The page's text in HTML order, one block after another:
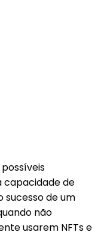
capacidade de
sucesso de um
não
usarem NFTs e